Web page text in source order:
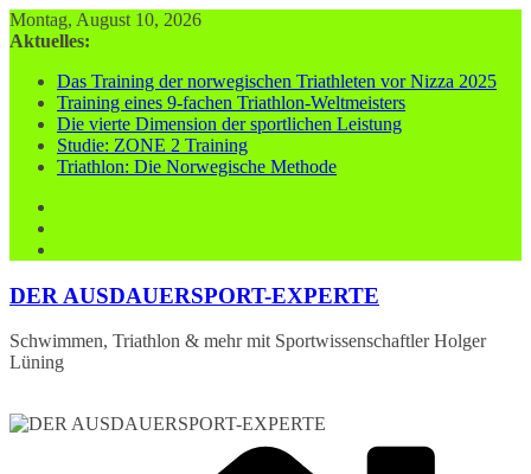
Zum
Inhalt
Montag, August 10, 2026
Aktuelles:
Das Training der norwegischen Triathleten vor Nizza 2025
Training eines 9-fachen Triathlon-Weltmeisters
Die vierte Dimension der sportlichen Leistung
Studie: ZONE 2 Training
Triathlon: Die Norwegische Methode
DER AUSDAUERSPORT-EXPERTE
Schwimmen, Triathlon & mehr mit Sportwissenschaftler Holger
Lüning